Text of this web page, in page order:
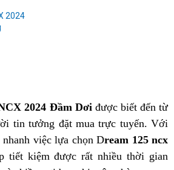
2024
2024 Đầm Dơiđược biết đến từ
tin tưởng đặt mua trực tuyến. Với
việc lựa chọn Dream 125 ncx
tiết kiệm được rất nhiều thời gian